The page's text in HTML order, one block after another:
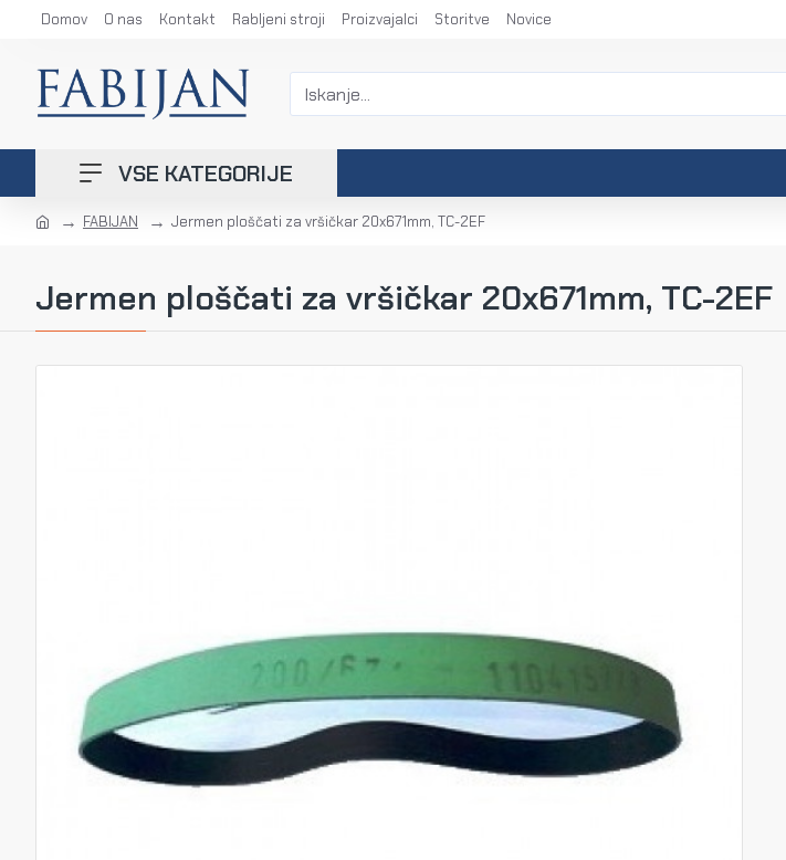
Domov O nas Kontakt Rabljeni stroji Proizvajalci Storitve Novice
VSE KATEGORIJE
FABIJAN Jermen ploščati za vršičkar 20x671mm, TC-2EF
Jermen ploščati za vršičkar 20x671mm, TC-2EF